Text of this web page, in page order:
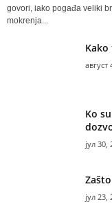
govori, iako pogađa veliki
mokrenja...
август
Ko
јул 30,
јул 23,